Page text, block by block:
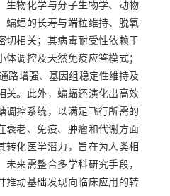
生物化学与分子生物学、动物
蝙蝠的长寿与端粒维持、脱氧
切相关；其病毒耐受性依赖于
调控及天然免疫应答模式；
路增强、基因组稳定性维持及
关。此外，蝙蝠还演化出高效
调控系统，以满足飞行所需的
衰老、免疫、肿瘤和代谢方面
转化医学潜力，旨在为人类相
来需整合多学科研究手段，
推动基础发现向临床应用的转